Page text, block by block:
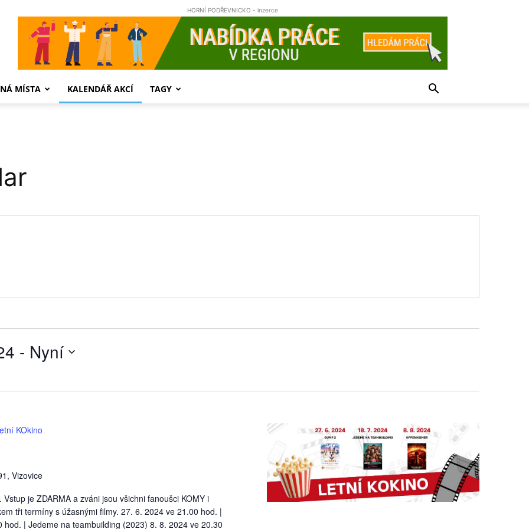
HORNÍ PODŘEVNICKO - inzerce
MÍSTA KALENDÁŘ AKCÍ TAGY
- Nyní
KOkino
Vizovice
je ZDARMA a zváni jsou všichni fanoušci KOMY i
tři termíny s úžasnými filmy. 27. 6. 2024 ve 21.00 hod. |
| Jedeme na teambuilding (2023) 8. 8. 2024 ve 20.30